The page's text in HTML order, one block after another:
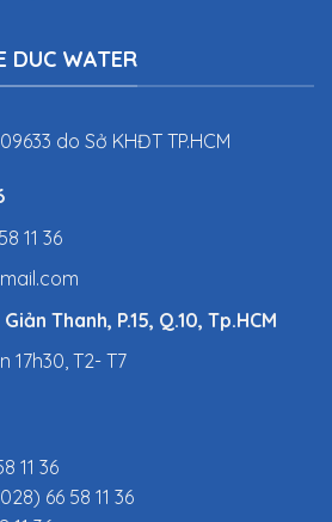
DUC WATER
do Sở KHĐT TP.HCM
11 36
Thanh, P.15, Q.10, Tp.HCM
17h30, T2- T7
11 36
66 58 11 36